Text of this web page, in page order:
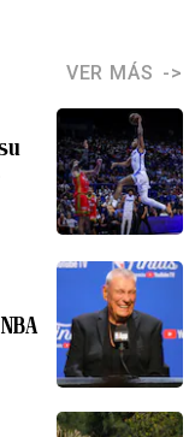
VER MÁS